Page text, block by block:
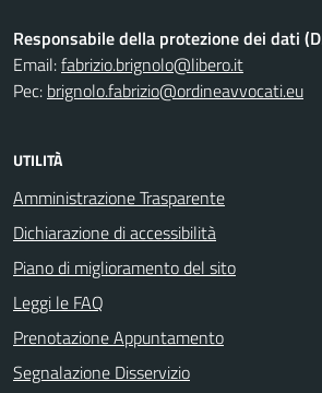
Responsabile della protezione dei dati
Email:fabrizio.brignolo@libero.it
Pec: brignolo.fabrizio@ordineavvocati.eu
UTILITÀ
Amministrazione Trasparente
Dichiarazione di accessibilità
Piano di miglioramento del sito
Leggi le FAQ
Prenotazione Appuntamento
Segnalazione Disservizio